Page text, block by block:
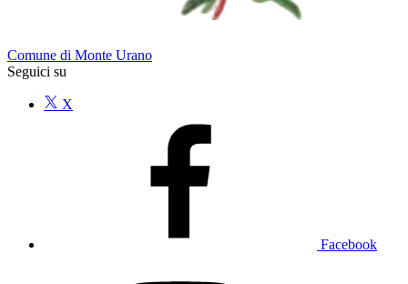
Comune di Monte Urano
Seguici su
X
Facebook